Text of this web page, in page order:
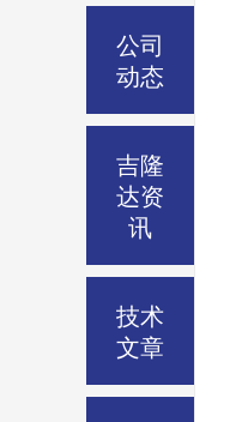
公司
动态
吉隆
达资
讯
技术
文章